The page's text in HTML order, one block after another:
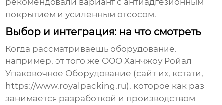
рекомендовали вариант с антиадгезионным
покрытием и усиленным отсосом.
Выбор и интеграция: на что смотреть
Когда рассматриваешь оборудование,
например, от того же ООО Ханчжоу Ройал
Упаковочное Оборудование (сайт их, кстати,
https://www.royalpacking.ru), которое как раз
занимается разработкой и производством